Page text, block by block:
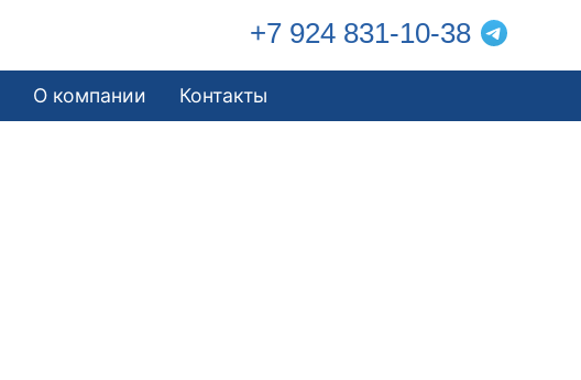
+7 924 831-10-38
О компании Контакты